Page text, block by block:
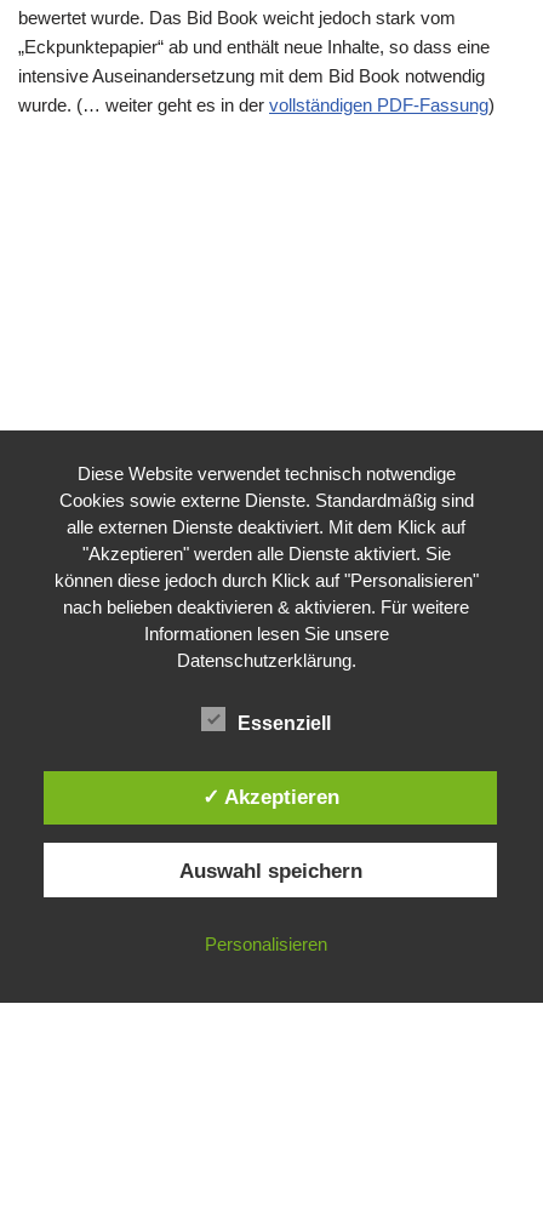
bewertet wurde. Das Bid Book weicht jedoch stark vom
„Eckpunktepapier“ ab und enthält neue Inhalte, so dass eine
intensive Auseinandersetzung mit dem Bid Book notwendig
wurde. (… weiter geht es in der vollständigen PDF-Fassung)
Impressum Datenschutzerklärung
Gesellschaft für ökologische Forschung e.V.
Diese Website verwendet technisch notwendige
Cookies sowie externe Dienste. Standardmäßig sind
alle externen Dienste deaktiviert. Mit dem Klick auf
"Akzeptieren" werden alle Dienste aktiviert. Sie
können diese jedoch durch Klick auf "Personalisieren"
nach belieben deaktivieren & aktivieren. Für weitere
Informationen lesen Sie unsere
Datenschutzerklärung.
Essenziell
✓ Akzeptieren
Auswahl speichern
Personalisieren